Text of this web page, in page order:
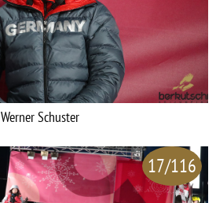
Werner Schuster
17/116